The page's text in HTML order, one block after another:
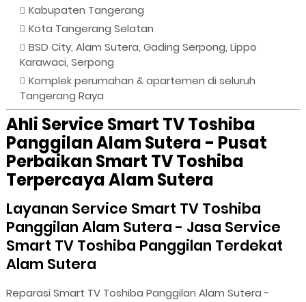
Kabupaten Tangerang
Kota Tangerang Selatan
BSD City, Alam Sutera, Gading Serpong, Lippo
Karawaci, Serpong
Komplek perumahan & apartemen di seluruh
Tangerang Raya
Ahli Service Smart TV Toshiba
Panggilan Alam Sutera - Pusat
Perbaikan Smart TV Toshiba
Terpercaya Alam Sutera
Layanan Service Smart TV Toshiba
Panggilan Alam Sutera - Jasa Service
Smart TV Toshiba Panggilan Terdekat
Alam Sutera
Reparasi Smart TV Toshiba Panggilan Alam Sutera -